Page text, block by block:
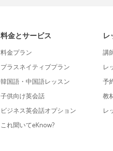
料金とサービス
料金プラン
プラスネイティブプラン
韓国語・中国語レッスン
子供向け英会話
ビジネス英会話オプション
これ聞いてeKnow?
レ
講
レ
予
教
レ